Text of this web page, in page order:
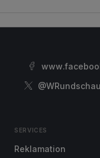
@WRundschau
SERVICES
Reklamation